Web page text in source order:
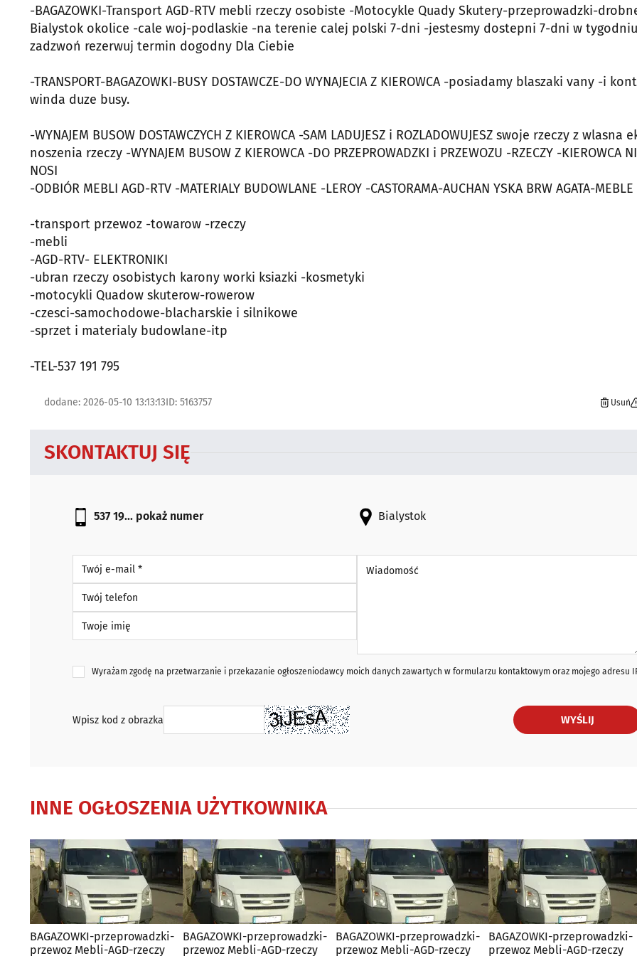
-BAGAZOWKI-Transport AGD-RTV mebli rzeczy osobiste -Motocykle Quady Skutery-przeprowadzki-
Bialystok okolice -cale woj-podlaskie -na terenie calej polski 7-dni -jestesmy dostepni 7-dni w
zadzwoń rezerwuj termin dogodny Dla Ciebie
-TRANSPORT-BAGAZOWKI-BUSY DOSTAWCZE-DO WYNAJECIA Z KIEROWCA -posiadamy blaszaki vany -i
winda duze busy.
-WYNAJEM BUSOW DOSTAWCZYCH Z KIEROWCA -SAM LADUJESZ i ROZLADOWUJESZ swoje rzeczy z wlasna
noszenia rzeczy -WYNAJEM BUSOW Z KIEROWCA -DO PRZEPROWADZKI i PRZEWOZU -RZECZY -KIEROWCA
NOSI
-ODBIÓR MEBLI AGD-RTV -MATERIALY BUDOWLANE -LEROY -CASTORAMA-AUCHAN YSKA BRW AGATA-
-transport przewoz -towarow -rzeczy
-mebli
-AGD-RTV- ELEKTRONIKI
-ubran rzeczy osobistych karony worki ksiazki -kosmetyki
-motocykli Quadow skuterow-rowerow
-czesci-samochodowe-blacharskie i silnikowe
-sprzet i materialy budowlane-itp
-TEL-537 191 795
dodane: 2026-05-10 13:13:13ID: 5163757 Usuń
SKONTAKTUJ SIĘ
537 19... pokaż numer Bialystok
Wyrażam zgodę na przetwarzanie i przekazanie ogłoszeniodawcy moich danych zawartych w formularzu kontaktowym oraz mojego adresu
Wpisz kod z obrazka WYŚLIJ
INNE OGŁOSZENIA UŻYTKOWNIKA
BAGAZOWKI-przeprowadzki-
przewoz Mebli-AGD-rzeczy
BAGAZOWKI-przeprowadzki-
przewoz Mebli-AGD-rzeczy
BAGAZOWKI-przeprowadzki-
przewoz Mebli-AGD-rzeczy
BAGAZOWKI-przeprowadzki-
przewoz Mebli-AGD-rzeczy